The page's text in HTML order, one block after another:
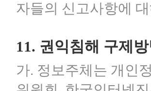
자들의 신고사항에
11. 권익침해 구제
가. 정보주체는 개인